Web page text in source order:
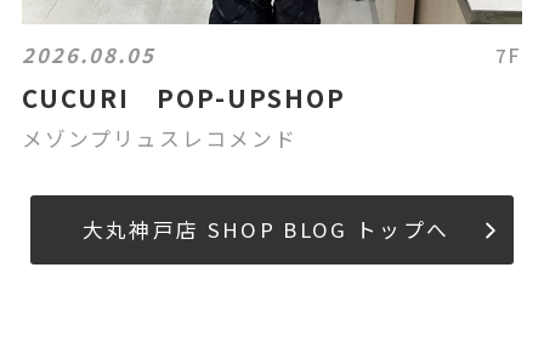
2026.08.05 7F
CUCURI POP-UPSHOP
メゾンプリュスレコメンド
大丸神戸店 SHOP BLOG トップへ